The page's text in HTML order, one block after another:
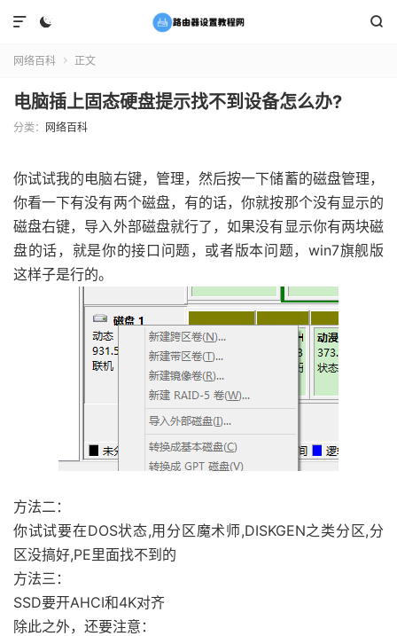
 

网络百科  正文
电脑插上固态硬盘提示找不到设备怎么办?
分类： 网络百科
你试试我的电脑右键，管理，然后按一下储蓄的磁盘管理，
你看一下有没有两个磁盘，有的话，你就按那个没有显示的
磁盘右键，导入外部磁盘就行了，如果没有显示你有两块磁
盘的话，就是你的接口问题，或者版本问题，win7旗舰版
这样子是行的。
方法二：
你试试要在DOS状态,用分区魔术师,DISKGEN之类分区,分
区没搞好,PE里面找不到的
方法三：
SSD要开AHCI和4K对齐
除此之外，还要注意：